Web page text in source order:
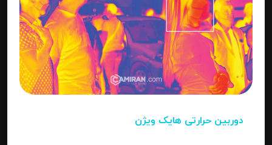
دوربین حرارتی هایک ویژن